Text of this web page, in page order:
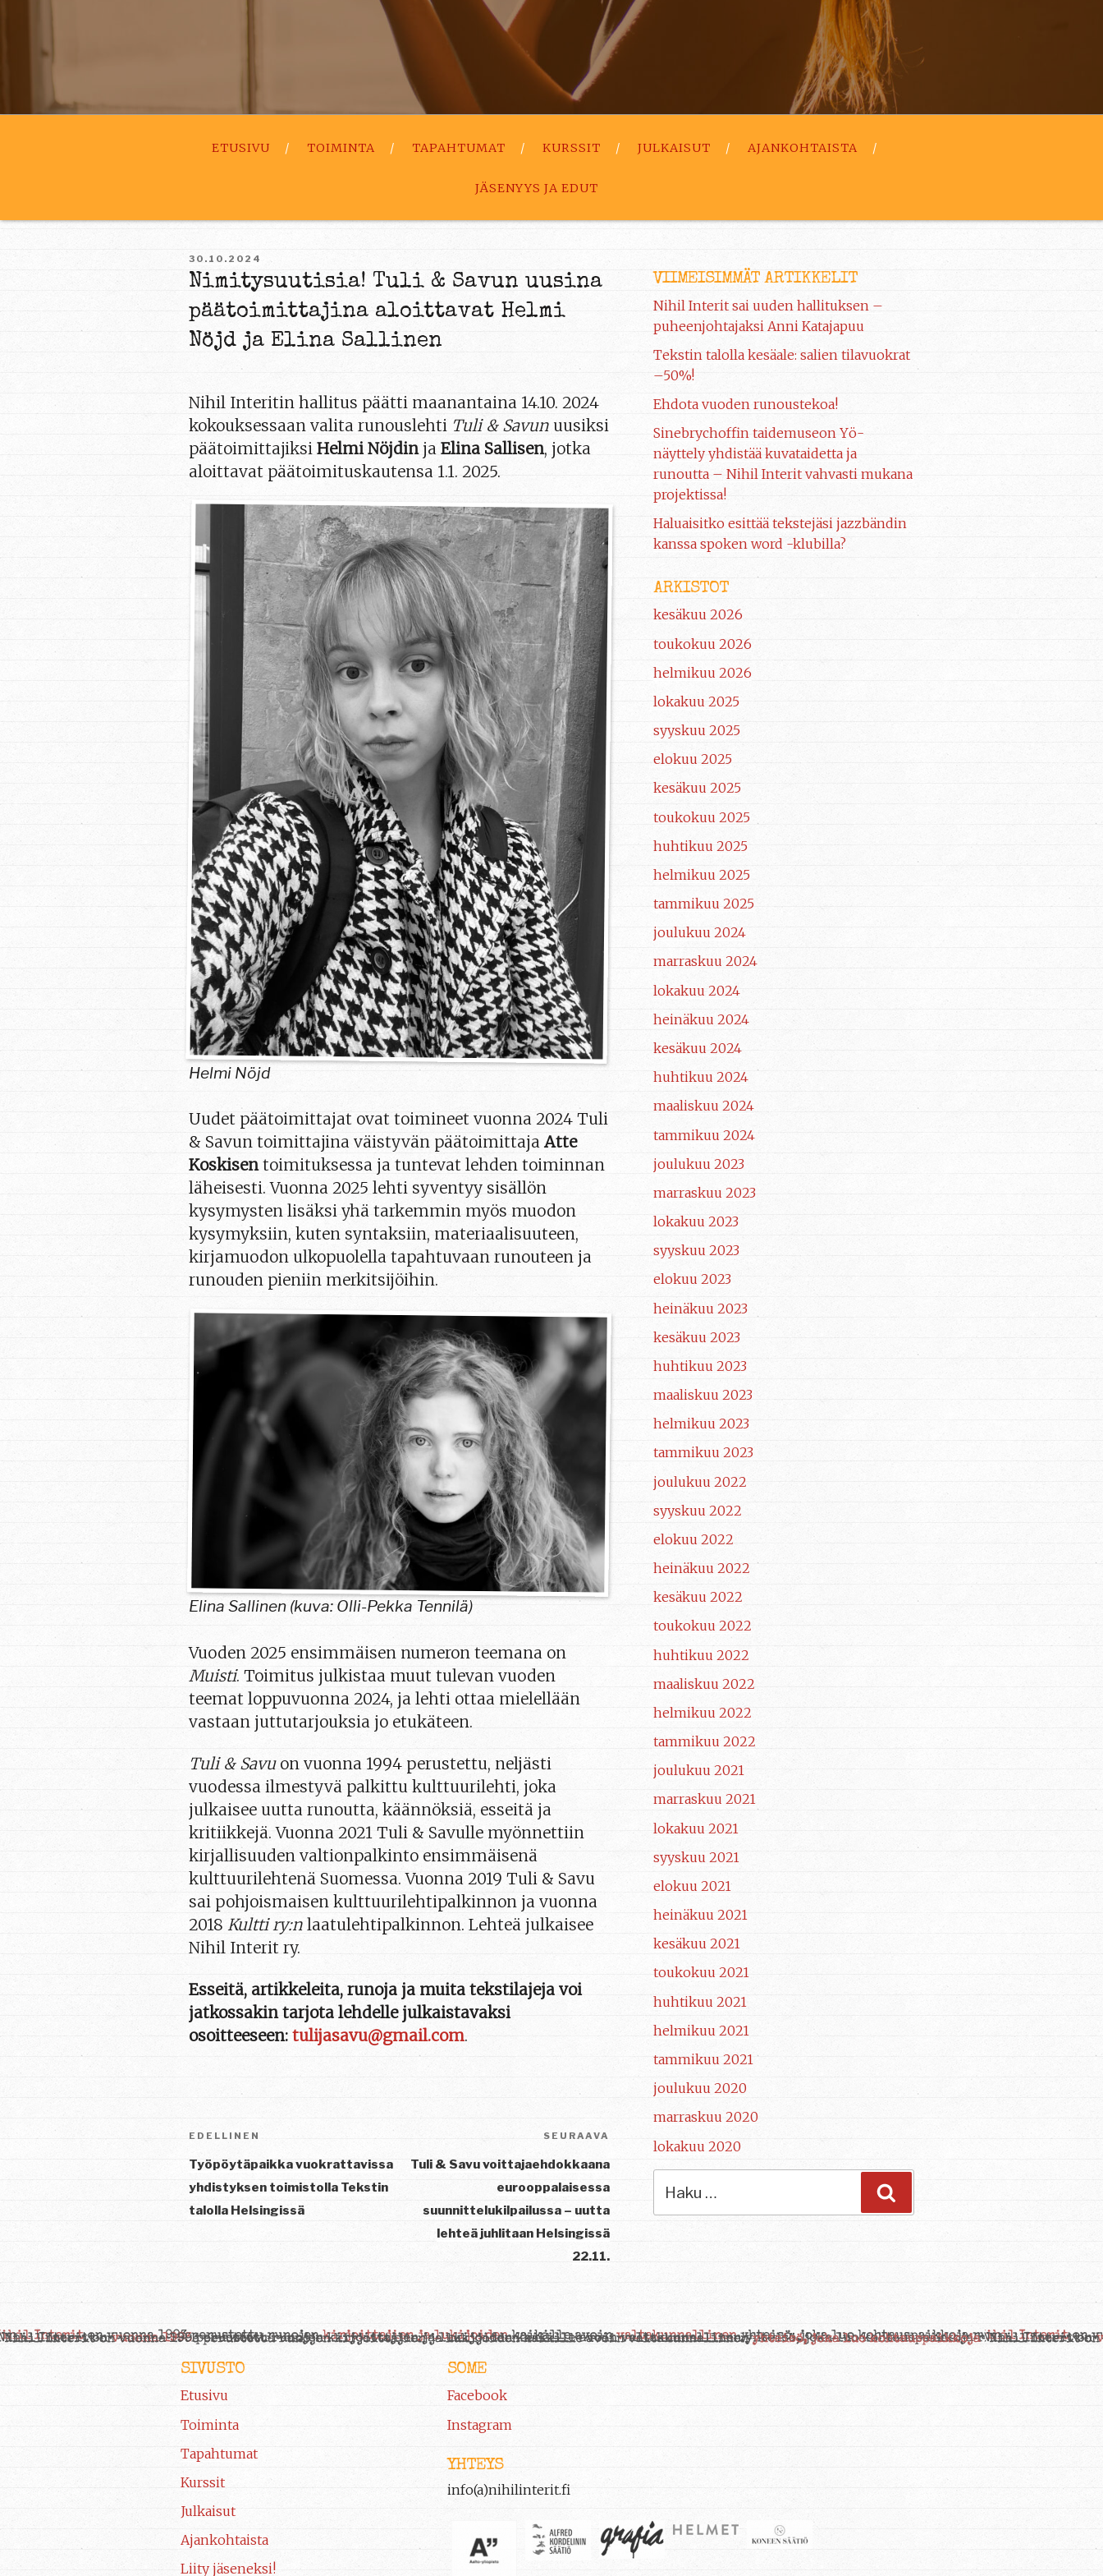
ETUSIVU TOIMINTA TAPAHTUMAT KURSSIT JULKAISUT AJANKOHTAISTA
JÄSENYYS JA EDUT
JULKAISTU
30.10.2024
Nimitysuutisia! Tuli & Savun uusina
päätoimittajina aloittavat Helmi
Nöjd ja Elina Sallinen
Nihil Interitin hallitus päätti maanantaina 14.10. 2024
kokouksessaan valita runouslehti Tuli & Savunuusiksi
päätoimittajiksi Helmi Nöjdin ja Elina Sallisen, jotka
aloittavat päätoimituskautensa 1.1. 2025.
Helmi Nöjd
Uudet päätoimittajat ovat toimineet vuonna 2024 Tuli
& Savun toimittajina väistyvän päätoimittaja Atte
Koskisentoimituksessa ja tuntevat lehden toiminnan
läheisesti. Vuonna 2025 lehti syventyy sisällön
kysymysten lisäksi yhä tarkemmin myös muodon
kysymyksiin, kuten syntaksiin, materiaalisuuteen,
kirjamuodon ulkopuolella tapahtuvaan runouteen ja
runouden pieniin merkitsijöihin.
Elina Sallinen (kuva: Olli-Pekka Tennilä)
Vuoden 2025 ensimmäisen numeron teemana on
Muisti. Toimitus julkistaa muut tulevan vuoden
teemat loppuvuonna 2024, ja lehti ottaa mielellään
vastaan juttutarjouksia jo etukäteen.
Tuli & Savuon vuonna 1994 perustettu, neljästi
vuodessa ilmestyvä palkittu kulttuurilehti, joka
julkaisee uutta runoutta, käännöksiä, esseitä ja
kritiikkejä. Vuonna 2021 Tuli & Savulle myönnettiin
kirjallisuuden valtionpalkinto ensimmäisenä
kulttuurilehtenä Suomessa. Vuonna 2019 Tuli & Savu
sai pohjoismaisen kulttuurilehtipalkinnon ja vuonna
2018 Kultti ry:nlaatulehtipalkinnon. Lehteä julkaisee
Nihil Interit ry.
Esseitä, artikkeleita, runoja ja muita tekstilajeja voi
jatkossakin tarjota lehdelle julkaistavaksi
osoitteeseen: tulijasavu@gmail.com.
Artikkelien
selaus
Edellinen
artikkeli
EDELLINEN
Työpöytäpaikka vuokrattavissa
yhdistyksen toimistolla Tekstin
talolla Helsingissä
Seuraava
artikkeli
SEURAAVA
Tuli & Savu voittajaehdokkaana
eurooppalaisessa
suunnittelukilpailussa – uutta
lehteä juhlitaan Helsingissä
22.11.
VIIMEISIMMÄT ARTIKKELIT
Nihil Interit sai uuden hallituksen –
puheenjohtajaksi Anni Katajapuu
Tekstin talolla kesäale: salien tilavuokrat
–50%!
Ehdota vuoden runoustekoa!
Sinebrychoffin taidemuseon Yö-
näyttely yhdistää kuvataidetta ja
runoutta – Nihil Interit vahvasti mukana
projektissa!
Haluaisitko esittää tekstejäsi jazzbändin
kanssa spoken word -klubilla?
ARKISTOT
kesäkuu 2026
toukokuu 2026
helmikuu 2026
lokakuu 2025
syyskuu 2025
elokuu 2025
kesäkuu 2025
toukokuu 2025
huhtikuu 2025
helmikuu 2025
tammikuu 2025
joulukuu 2024
marraskuu 2024
lokakuu 2024
heinäkuu 2024
kesäkuu 2024
huhtikuu 2024
maaliskuu 2024
tammikuu 2024
joulukuu 2023
marraskuu 2023
lokakuu 2023
syyskuu 2023
elokuu 2023
heinäkuu 2023
kesäkuu 2023
huhtikuu 2023
maaliskuu 2023
helmikuu 2023
tammikuu 2023
joulukuu 2022
syyskuu 2022
elokuu 2022
heinäkuu 2022
kesäkuu 2022
toukokuu 2022
huhtikuu 2022
maaliskuu 2022
helmikuu 2022
tammikuu 2022
joulukuu 2021
marraskuu 2021
lokakuu 2021
syyskuu 2021
elokuu 2021
heinäkuu 2021
kesäkuu 2021
toukokuu 2021
huhtikuu 2021
helmikuu 2021
tammikuu 2021
joulukuu 2020
marraskuu 2020
lokakuu 2020
SIVUSTO
Etusivu
Toiminta
Tapahtumat
Kurssit
Julkaisut
Ajankohtaista
Liity jäseneksi!
SOME
Facebook
Instagram
YHTEYS
info(a)nihilinterit.fi